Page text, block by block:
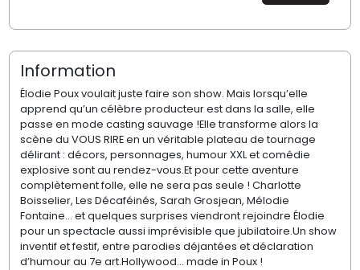
Information
Élodie Poux voulait juste faire son show. Mais lorsqu’elle
apprend qu’un célèbre producteur est dans la salle, elle
passe en mode casting sauvage !Elle transforme alors la
scène du VOUS RIRE en un véritable plateau de tournage
délirant : décors, personnages, humour XXL et comédie
explosive sont au rendez-vous.Et pour cette aventure
complètement folle, elle ne sera pas seule ! Charlotte
Boisselier, Les Décaféinés, Sarah Grosjean, Mélodie
Fontaine… et quelques surprises viendront rejoindre Élodie
pour un spectacle aussi imprévisible que jubilatoire.Un show
inventif et festif, entre parodies déjantées et déclaration
d’humour au 7e art.Hollywood… made in Poux !